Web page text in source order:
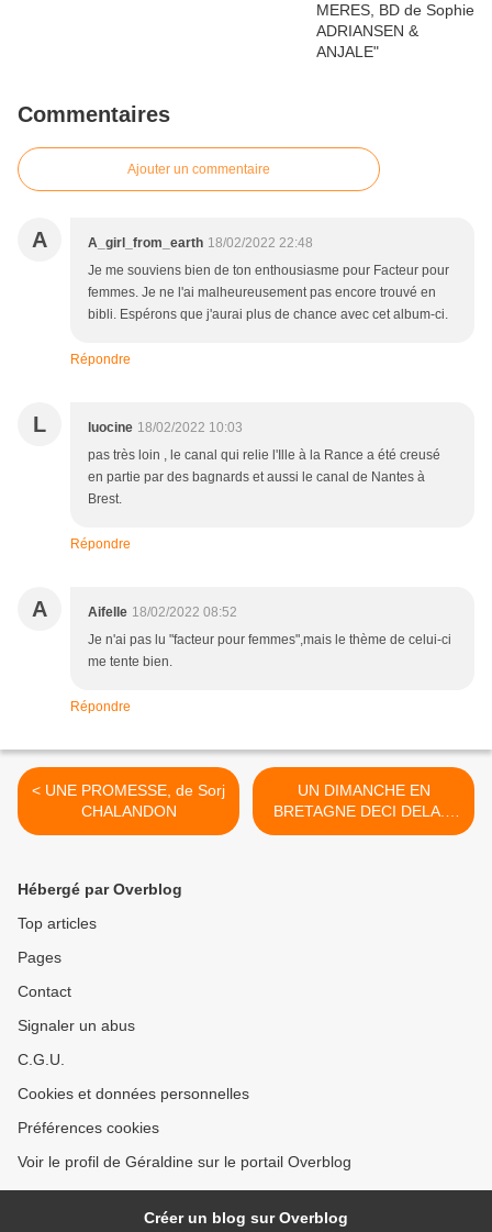
Commentaires
Ajouter un commentaire
A A_girl_from_earth 18/02/2022 22:48
Je me souviens bien de ton enthousiasme pour Facteur pour
femmes. Je ne l'ai malheureusement pas encore trouvé en
bibli. Espérons que j'aurai plus de chance avec cet album-ci.
Répondre
L luocine 18/02/2022 10:03
pas très loin , le canal qui relie l'Ille à la Rance a été creusé
en partie par des bagnards et aussi le canal de Nantes à
Brest.
Répondre
A Aifelle 18/02/2022 08:52
Je n'ai pas lu "facteur pour femmes",mais le thème de celui-ci
me tente bien.
Répondre
< UNE PROMESSE, de Sorj
CHALANDON
UN DIMANCHE EN
BRETAGNE DECI DELA...
1/? >
Hébergé par Overblog
Top articles
Pages
Contact
Signaler un abus
C.G.U.
Cookies et données personnelles
Préférences cookies
Voir le profil de Géraldine sur le portail Overblog
Créer un blog sur Overblog